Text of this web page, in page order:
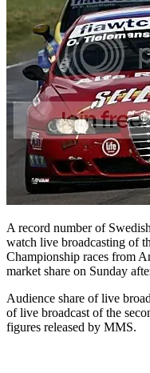
A record number of
watch live broadcasting of
Championship races from
market share on Sunday
Audience share of live
of live broadcast of the
figures released by MMS.